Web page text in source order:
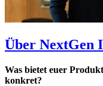
Über NextGen
Was bietet euer
konkret?